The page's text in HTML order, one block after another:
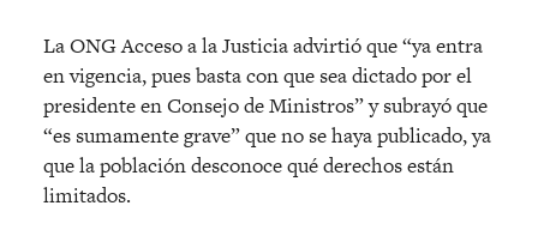
La ONG Acceso a la Justicia advirtió que “ya entra
en vigencia, pues basta con que sea dictado por el
presidente en Consejo de Ministros” y subrayó que
“es sumamente grave” que no se haya publicado, ya
que la población desconoce qué derechos están
limitados.